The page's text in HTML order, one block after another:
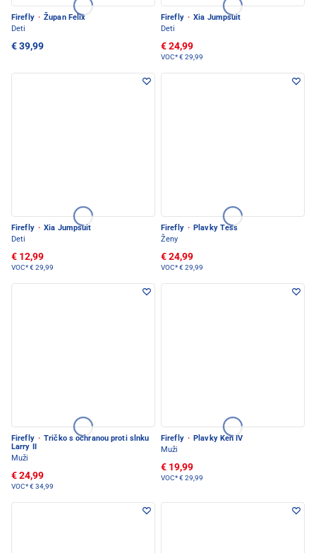
Firefly · Župan Felix
Deti
€ 39,99
Firefly · Xia Jumpsuit
Deti
€ 24,99
VOC*€ 29,99
Firefly · Xia Jumpsuit
Deti
€ 12,99
VOC*€ 29,99
Firefly · Plavky Tess
Ženy
€ 24,99
VOC*€ 29,99
Firefly · Tričko s ochranou proti slnku
Larry II
Muži
€ 24,99
VOC*€ 34,99
Firefly · Plavky Ken IV
Muži
€ 19,99
VOC*€ 29,99